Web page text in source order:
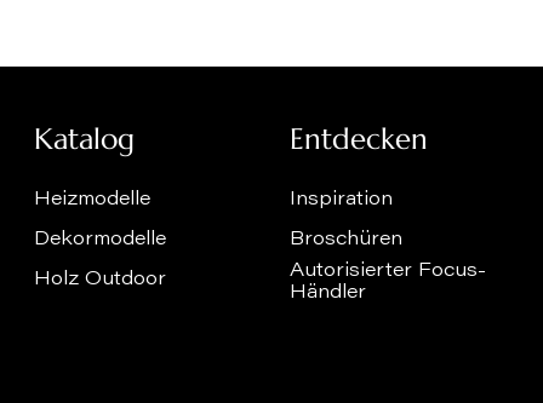
Katalog
Heizmodelle
Dekormodelle
Holz Outdoor
Entdecken
Inspiration
Broschüren
Autorisierter Focus-
Händler